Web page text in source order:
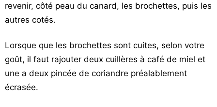
revenir, côté peau du canard, les brochettes, puis les
autres cotés.
Lorsque que les brochettes sont cuites, selon votre
goût, il faut rajouter deux cuillères à café de miel et
une a deux pincée de coriandre préalablement
écrasée.